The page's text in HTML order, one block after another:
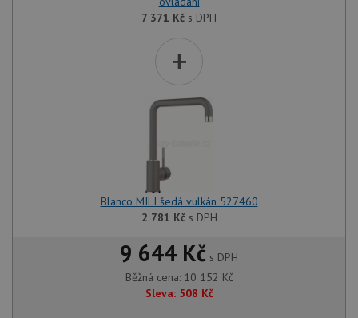
7 371 Kč s DPH
+
Blanco MILI šedá vulkán 527460
2 781 Kčs DPH
9 644 Kč s DPH
Běžná cena: 10 152 Kč
Sleva: 508 Kč